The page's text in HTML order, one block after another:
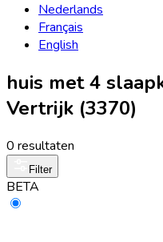
Nederlands
Français
English
huis met 4
Vertrijk (3370)
0 resultaten
Filter
BETA